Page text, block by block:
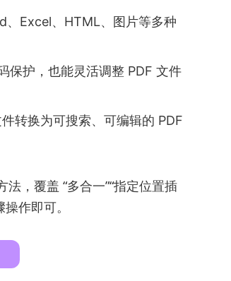
、Excel、HTML、图片等多种
保护，也能灵活调整 PDF 文件
转换为可搜索、可编辑的 PDF
，覆盖 “多合一”“指定位置插
作即可。